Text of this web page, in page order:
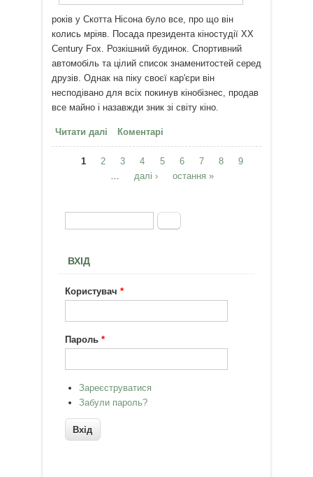
років у Скотта Нісона було все, про що він
колись мріяв. Посада президента кіностудії XX
Century Fox. Розкішний будинок. Спортивний
автомобіль та цілий список знаменитостей серед
друзів. Однак на піку своєї кар'єри він
несподівано для всіх покинув кінобізнес, продав
все майно і назавжди зник зі світу кіно.
Читати далі про Скотт Нісон: людина, яка
проміняла розкіш Голлівуду на
бездомних дітей
Коментарі
Сторінки
1 2 3 4 5 6 7 8
9
далі › остання »
Пошукова форма
Пошук
ВХІД
Користувач*
Пароль*
Зареєструватися
Забули пароль?